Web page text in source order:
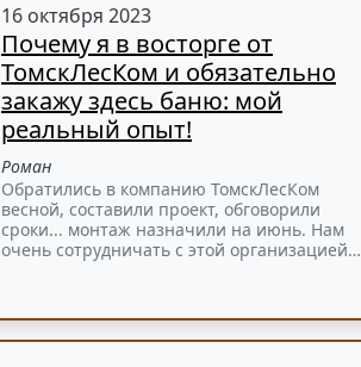
16 октября 2023
Почему я в восторге от
ТомскЛесКом и обязательно
закажу здесь баню: мой
реальный опыт!
Роман
Обратились в компанию ТомскЛесКом
весной, составили проект, обговорили
сроки... монтаж назначили на июнь. Нам
очень сотрудничать с этой организацией…